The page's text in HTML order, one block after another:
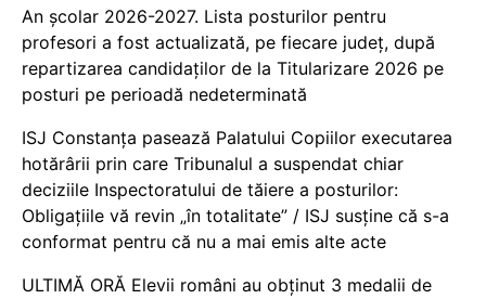
An școlar 2026-2027. Lista posturilor pentru
profesori a fost actualizată, pe fiecare județ, după
repartizarea candidaților de la Titularizare 2026 pe
posturi pe perioadă nedeterminată
ISJ Constanța pasează Palatului Copiilor executarea
hotărârii prin care Tribunalul a suspendat chiar
deciziile Inspectoratului de tăiere a posturilor:
Obligațiile vă revin „în totalitate” / ISJ susține că s-a
conformat pentru că nu a mai emis alte acte
ULTIMĂ ORĂ Elevii români au obținut 3 medalii de